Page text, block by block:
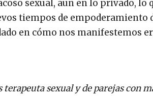
sexual, aun en lo privado,
tiempos de empoderamiento
en cómo nos manifestemos
terapeuta sexual y de parejas con